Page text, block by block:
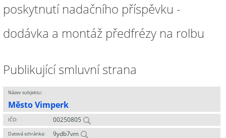
poskytnutí nadačního příspěvku -
dodávka a montáž předfrézy na rolbu
Publikující smluvní strana
Název subjektu:
Město Vimperk
IČO: 00250805
Datová schránka: 9ydb7vm